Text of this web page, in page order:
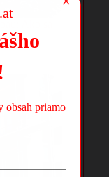
Ako sa
obsah priamo